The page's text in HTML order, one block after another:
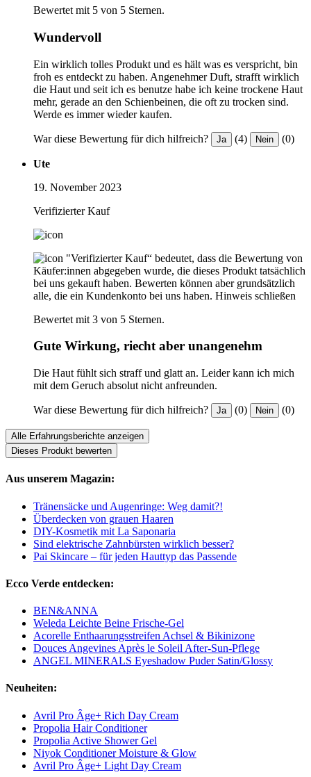
Bewertet mit 5 von 5 Sternen.
Wundervoll
Ein wirklich tolles Produkt und es hält was es verspricht, bin
froh es entdeckt zu haben. Angenehmer Duft, strafft wirklich
die Haut und seit ich es benutze habe ich keine trockene Haut
mehr, gerade an den Schienbeinen, die oft zu trocken sind.
Werde es immer wieder kaufen.
War diese Bewertung für dich hilfreich? Ja (4) Nein (0)
Ute
19. November 2023
Verifizierter Kauf
"Verifizierter Kauf“ bedeutet, dass die Bewertung von
Käufer:innen abgegeben wurde, die dieses Produkt tatsächlich
bei uns gekauft haben. Bewerten können aber grundsätzlich
alle, die ein Kundenkonto bei uns haben. Hinweis schließen
Bewertet mit 3 von 5 Sternen.
Gute Wirkung, riecht aber unangenehm
Die Haut fühlt sich straff und glatt an. Leider kann ich mich
mit dem Geruch absolut nicht anfreunden.
War diese Bewertung für dich hilfreich? Ja (0) Nein (0)
Alle Erfahrungsberichte anzeigen
Dieses Produkt bewerten
Aus unserem Magazin:
Tränensäcke und Augenringe: Weg damit?!
Überdecken von grauen Haaren
DIY-Kosmetik mit La Saponaria
Sind elektrische Zahnbürsten wirklich besser?
Pai Skincare – für jeden Hauttyp das Passende
Ecco Verde entdecken:
BEN&ANNA
Weleda Leichte Beine Frische-Gel
Acorelle Enthaarungsstreifen Achsel & Bikinizone
Douces Angevines Après le Soleil After-Sun-Pflege
ANGEL MINERALS Eyeshadow Puder Satin/Glossy
Neuheiten:
Avril Pro Âge+ Rich Day Cream
Propolia Hair Conditioner
Propolia Active Shower Gel
Niyok Conditioner Moisture & Glow
Avril Pro Âge+ Light Day Cream